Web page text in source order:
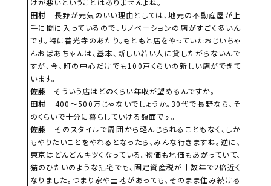
けが悪いということはありませんよね。
田村 長野が元気のいい理由としては、地元の不動産屋が上
手に間に入っているので、リノベーションの店がすごく多いん
です。特に善光寺のあたり。もともと店をやっていたおじいちゃ
んおばあちゃんは、基本、新しい若い人に貸したがらないんで
すが、今、町の中心だけでも100戸くらいの新しい店ができて
います。
佐藤 そういう店はどのくらい年収が望めるんですか。
田村
400～500万じゃないでしょうか。30代で長野なら、そ
のくらいで十分に暮らしていける額面です。
佐藤
そのスタイルで周囲から軽んじられることもなく、しか
もやりたいことをやれるとなったら、みんな行きますね。逆に、
東京はどんどんキツくなっている。物価も地価もあがっていて、
猫のひたいのような拙宅でも、固定資産税が十数年で2倍近く
なりました。つまり家や土地があっても、そのまま住み続ける